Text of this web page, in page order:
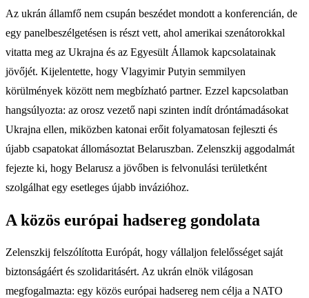
Az ukrán államfő nem csupán beszédet mondott a konferencián, de
egy panelbeszélgetésen is részt vett, ahol amerikai szenátorokkal
vitatta meg az Ukrajna és az Egyesült Államok kapcsolatainak
jövőjét. Kijelentette, hogy Vlagyimir Putyin semmilyen
körülmények között nem megbízható partner. Ezzel kapcsolatban
hangsúlyozta: az orosz vezető napi szinten indít dróntámadásokat
Ukrajna ellen, miközben katonai erőit folyamatosan fejleszti és
újabb csapatokat állomásoztat Belaruszban. Zelenszkij aggodalmát
fejezte ki, hogy Belarusz a jövőben is felvonulási területként
szolgálhat egy esetleges újabb invázióhoz.
A közös európai hadsereg gondolata
Zelenszkij felszólította Európát, hogy vállaljon felelősséget saját
biztonságáért és szolidaritásért. Az ukrán elnök világosan
megfogalmazta: egy közös európai hadsereg nem célja a NATO